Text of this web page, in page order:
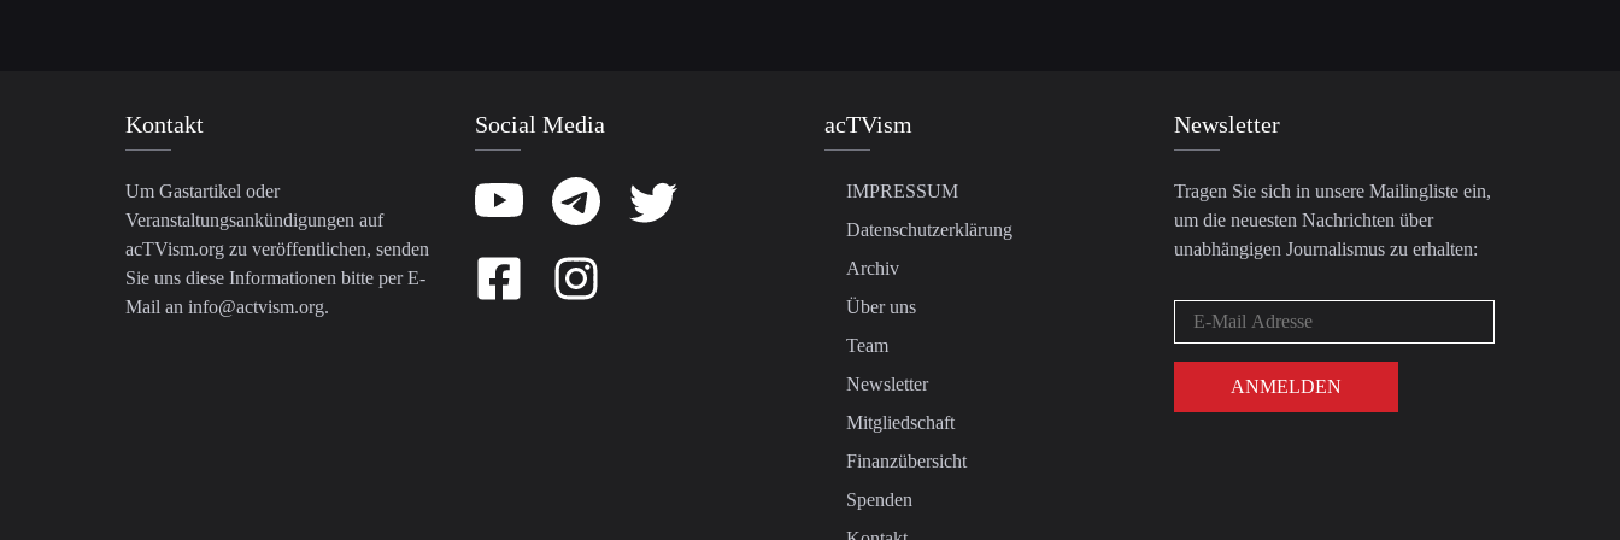
Kontakt
Um Gastartikel oder
Veranstaltungsankündigungen auf
acTVism.org zu veröffentlichen, senden
Sie uns diese Informationen bitte per E-
Mail an info@actvism.org.
Social Media acTVism
IMPRESSUM
Datenschutzerklärung
Archiv
Über uns
Team
Newsletter
Mitgliedschaft
Finanzübersicht
Spenden
Newsletter
Tragen Sie sich in unsere Mailingliste ein,
um die neuesten Nachrichten über
unabhängigen Journalismus zu erhalten: